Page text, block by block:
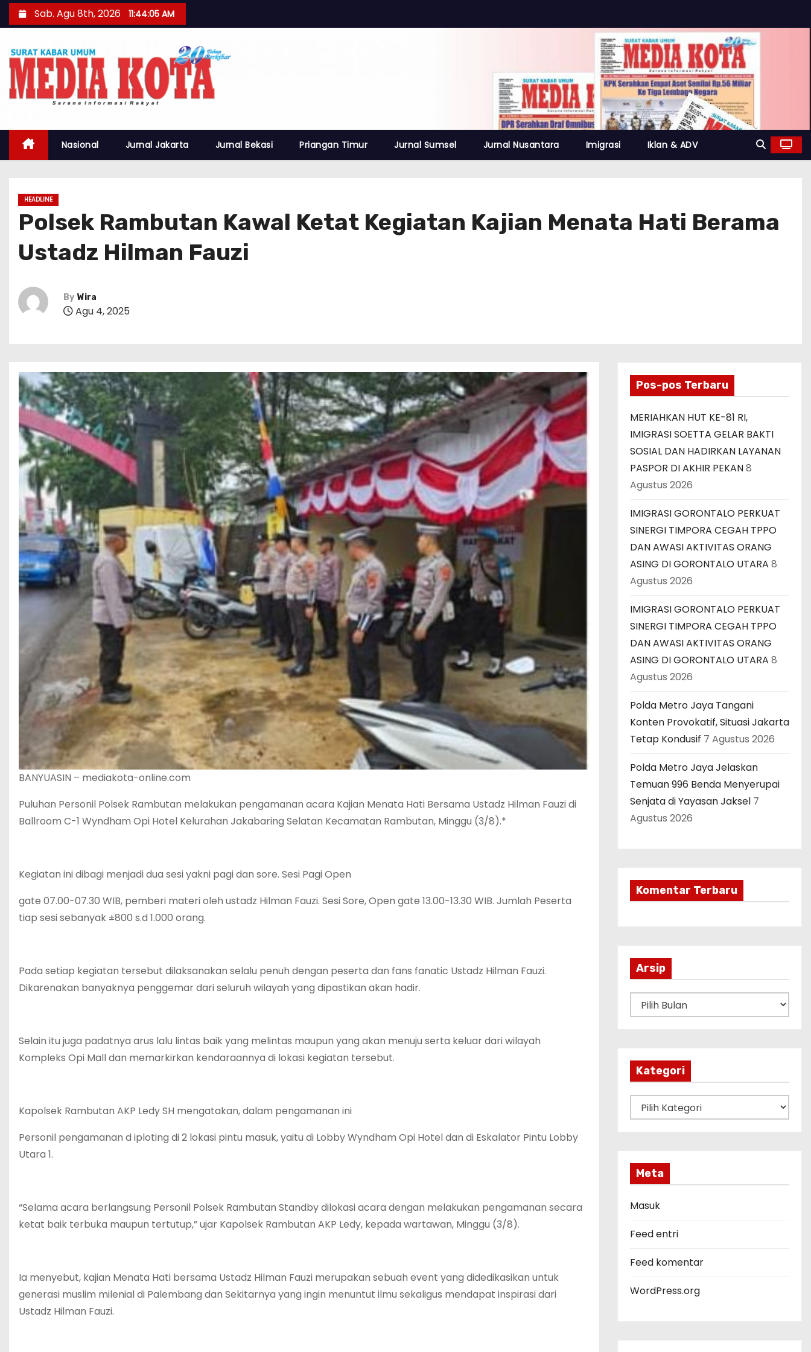
k
t
Sab. Agu 8th, 2026 11:44:06 AM
Nasional Jurnal Jakarta Jurnal Bekasi Priangan Timur Jurnal Sumsel Jurnal Nusantara Imigrasi Iklan & ADV
HEADLINE
Polsek Rambutan Kawal Ketat Kegiatan Kajian Menata Hati Berama
Ustadz Hilman Fauzi
By Wira
Agu 4, 2025
BANYUASIN – mediakota-online.com
Puluhan Personil Polsek Rambutan melakukan pengamanan acara Kajian Menata Hati Bersama Ustadz Hilman Fauzi di
Ballroom C-1 Wyndham Opi Hotel Kelurahan Jakabaring Selatan Kecamatan Rambutan, Minggu (3/8).*
Kegiatan ini dibagi menjadi dua sesi yakni pagi dan sore. Sesi Pagi Open
gate 07.00-07.30 WIB, pemberi materi oleh ustadz Hilman Fauzi. Sesi Sore, Open gate 13.00-13.30 WIB. Jumlah Peserta
tiap sesi sebanyak ±800 s.d 1.000 orang.
Pada setiap kegiatan tersebut dilaksanakan selalu penuh dengan peserta dan fans fanatic Ustadz Hilman Fauzi.
Dikarenakan banyaknya penggemar dari seluruh wilayah yang dipastikan akan hadir.
Selain itu juga padatnya arus lalu lintas baik yang melintas maupun yang akan menuju serta keluar dari wilayah
Kompleks Opi Mall dan memarkirkan kendaraannya di lokasi kegiatan tersebut.
Kapolsek Rambutan AKP Ledy SH mengatakan, dalam pengamanan ini
Personil pengamanan d iploting di 2 lokasi pintu masuk, yaitu di Lobby Wyndham Opi Hotel dan di Eskalator Pintu Lobby
Utara 1.
“Selama acara berlangsung Personil Polsek Rambutan Standby dilokasi acara dengan melakukan pengamanan secara
ketat baik terbuka maupun tertutup,” ujar Kapolsek Rambutan AKP Ledy, kepada wartawan, Minggu (3/8).
Ia menyebut, kajian Menata Hati bersama Ustadz Hilman Fauzi merupakan sebuah event yang didedikasikan untuk
generasi muslim milenial di Palembang dan Sekitarnya yang ingin menuntut ilmu sekaligus mendapat inspirasi dari
Ustadz Hilman Fauzi.
Pos-pos Terbaru
MERIAHKAN HUT KE-81 RI,
IMIGRASI SOETTA GELAR BAKTI
SOSIAL DAN HADIRKAN LAYANAN
PASPOR DI AKHIR PEKAN8
Agustus 2026
IMIGRASI GORONTALO PERKUAT
SINERGI TIMPORA CEGAH TPPO
DAN AWASI AKTIVITAS ORANG
ASING DI GORONTALO UTARA 8
Agustus 2026
IMIGRASI GORONTALO PERKUAT
SINERGI TIMPORA CEGAH TPPO
DAN AWASI AKTIVITAS ORANG
ASING DI GORONTALO UTARA 8
Agustus 2026
Polda Metro Jaya Tangani
Konten Provokatif, Situasi Jakarta
Tetap Kondusif 7 Agustus 2026
Polda Metro Jaya Jelaskan
Temuan 996 Benda Menyerupai
Senjata di Yayasan Jaksel 7
Agustus 2026
Komentar Terbaru
Arsip
r
Kategori
a
o
r
Meta
Masuk
Feed entri
Feed komentar
WordPress.org